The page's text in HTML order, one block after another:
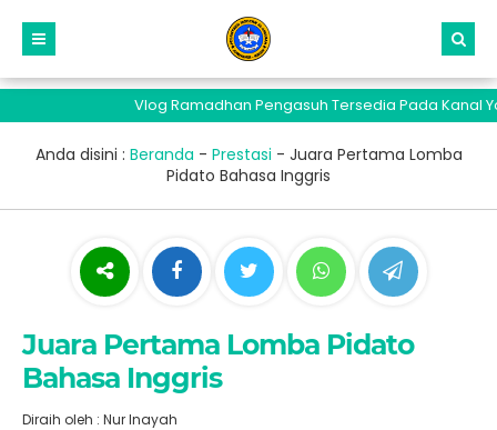
Vlog Ramadhan Pengasuh Tersedia Pada Kanal
Anda disini : Beranda - Prestasi - Juara Pertama Lomba
Pidato Bahasa Inggris
Juara Pertama Lomba Pidato
Bahasa Inggris
Diraih oleh : Nur Inayah